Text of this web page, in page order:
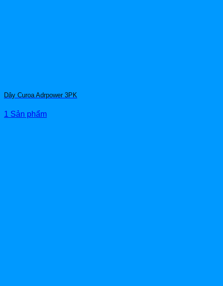
Dây Curoa Adrpower 3PK
1 Sản phẩm